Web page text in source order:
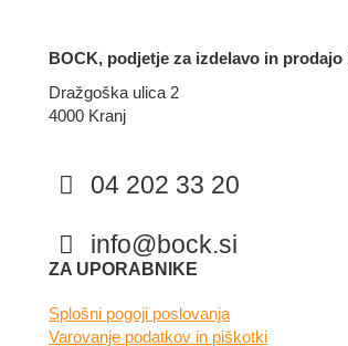
BOCK, podjetje za izdelavo in
Dražgoška ulica 2
4000 Kranj
04 202 33 20
info@bock.si
Facebook
Instagram
ZA UPORABNIKE
Splošni pogoji poslovanja
Varovanje podatkov in piškotki